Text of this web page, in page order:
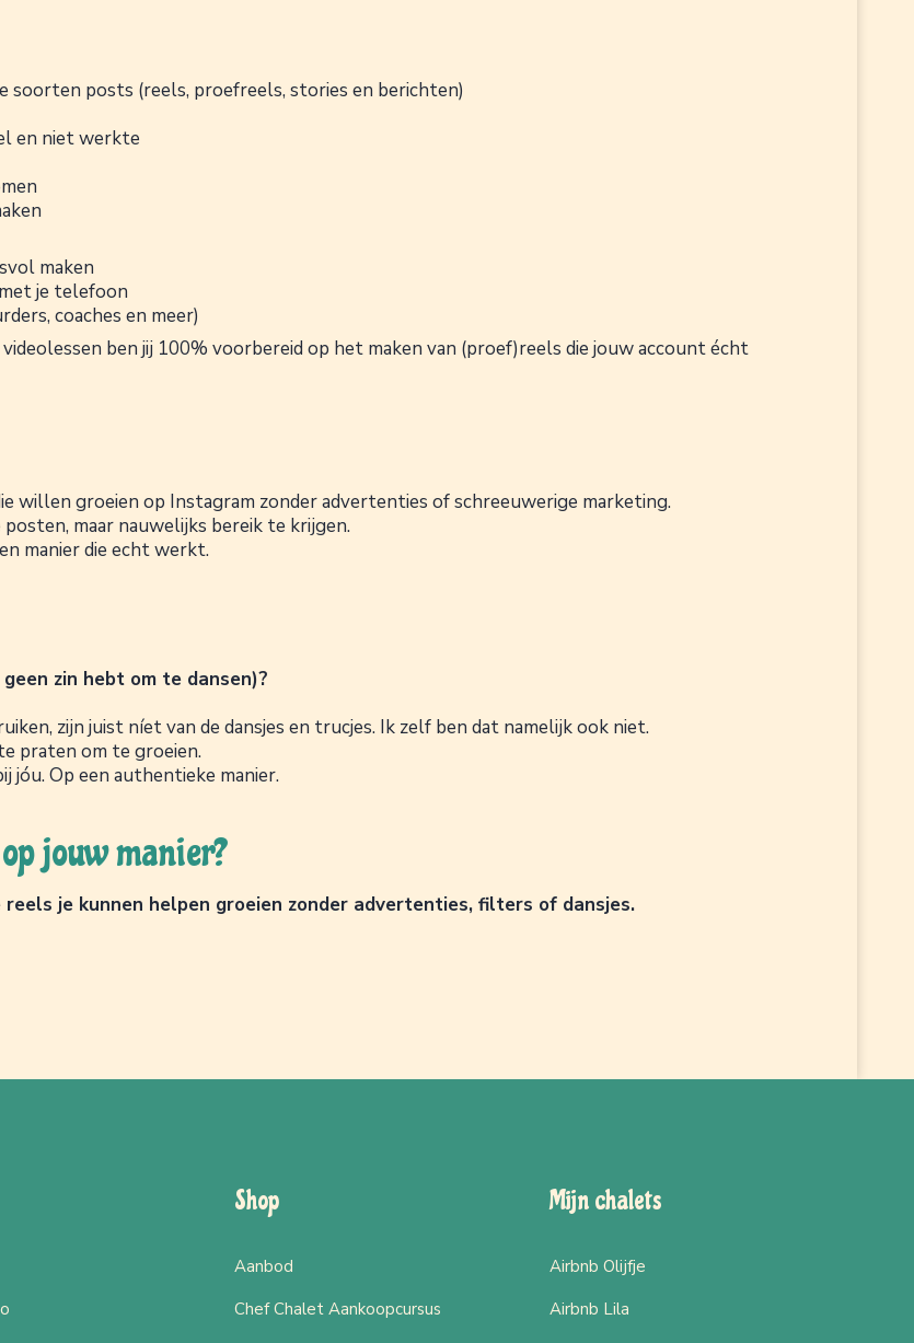
soorten posts (reels, proefreels, stories en berichten)
en niet werkte
maken
je telefoon
coaches en meer)
ben jij 100% voorbereid op het maken van (proef)reels die jouw account écht
willen groeien op Instagram zonder advertenties of schreeuwerige marketing.
maar nauwelijks bereik te krijgen.
manier die echt werkt.
zin hebt om te dansen)?
zijn juist níet van de dansjes en trucjes. Ik zelf ben dat namelijk ook niet.
praten om te groeien.
jóu. Op een authentieke manier.
jouw manier?
je kunnen helpen groeien zonder advertenties, filters of dansjes.
Shop
Aanbod
Chef Chalet Aankoopcursus
Mijn chalets
Airbnb Olijfje
Airbnb Lila